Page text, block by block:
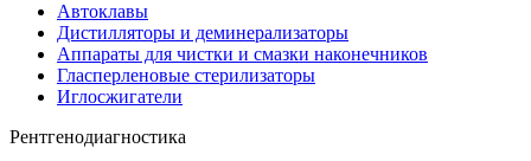
Автоклавы
Дистилляторы и деминерализаторы
Аппараты для чистки и смазки наконечников
Гласперленовые стерилизаторы
Иглосжигатели
Рентгенодиагностика